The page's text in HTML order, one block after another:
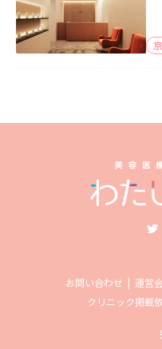
お問い合わせ 運営
クリニック掲載